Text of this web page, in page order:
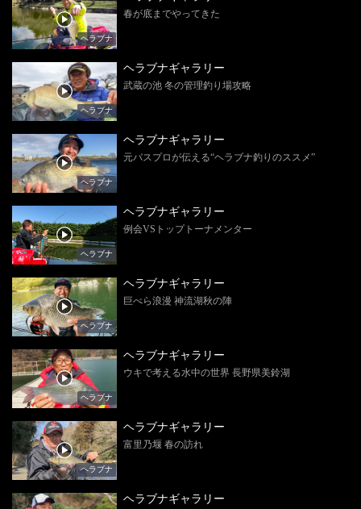
ヘラブナ
春が底までやってきた
ヘラブナ
ヘラブナギャラリー
武蔵の池 冬の管理釣り場攻略
ヘラブナ
ヘラブナギャラリー
元バスプロが伝える“ヘラブナ釣りのススメ”
ヘラブナ
ヘラブナギャラリー
例会VSトップトーナメンター
ヘラブナ
ヘラブナギャラリー
巨べら浪漫 神流湖秋の陣
ヘラブナ
ヘラブナギャラリー
ウキで考える水中の世界 長野県美鈴湖
ヘラブナ
ヘラブナギャラリー
富里乃堰 春の訪れ
ヘラブナギャラリー